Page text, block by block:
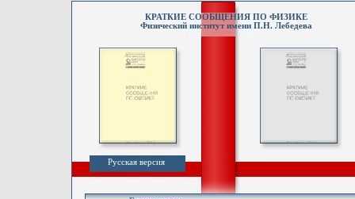
КРАТКИЕ СООБЩЕНИЯ ПО ФИЗИКЕ
Физический институт имени П.Н. Лебедева
Русская версия